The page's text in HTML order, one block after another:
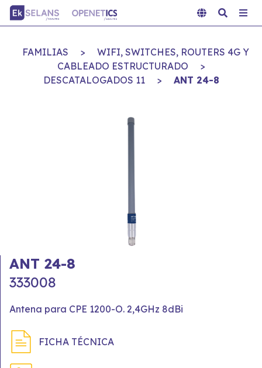
FAMILIAS >
WIFI, SWITCHES, ROUTERS 4G Y
CABLEADO ESTRUCTURADO
>
DESCATALOGADOS 11
> ANT 24-8
ANT 24-8
333008
Antena para CPE 1200-O. 2,4GHz 8dBi
FICHA TÉCNICA